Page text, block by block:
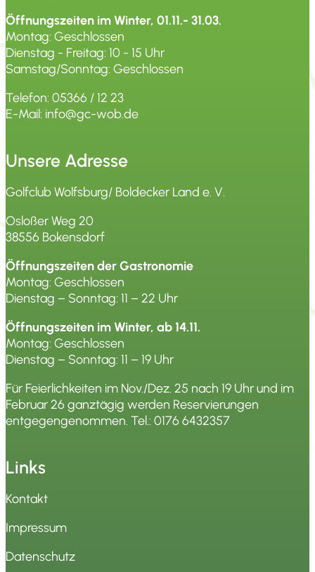
Öffnungszeiten im Winter, 01.11.- 31.03.
Montag: Geschlossen
Dienstag - Freitag: 10 - 15 Uhr
Samstag/Sonntag: Geschlossen
Telefon: 05366 / 12 23
E-Mail: info@gc-wob.de
Unsere Adresse
Golfclub Wolfsburg/ Boldecker Land e. V.
Osloßer Weg 20
38556 Bokensdorf
Öffnungszeiten der Gastronomie
Montag: Geschlossen
Dienstag – Sonntag: 11 – 22 Uhr
Öffnungszeiten im Winter, ab 14.11.
Montag: Geschlossen
Dienstag – Sonntag: 11 – 19 Uhr
Für Feierlichkeiten im Nov./Dez. 25 nach 19 Uhr und im
Februar 26 ganztägig werden Reservierungen
entgegengenommen. Tel.: 0176 6432357
Links
Kontakt
Impressum
Datenschutz